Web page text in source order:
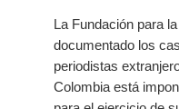
La Fundación para
documentado los
periodistas
Colombia está